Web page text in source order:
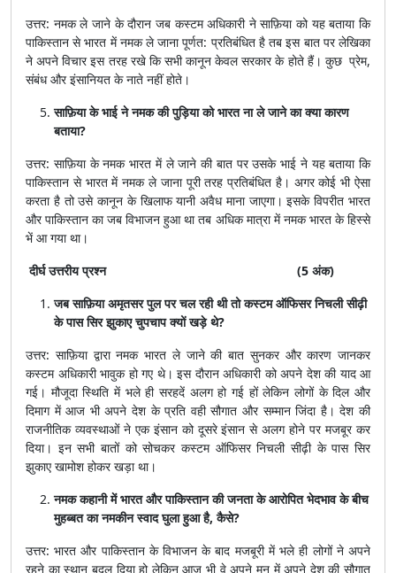
उत्तर: नमक ले जाने के दौरान जब कस्टम अधिकारी ने साफ़िया को यह बताया कि
पाकिस्तान से भारत में नमक ले जाना पूर्णत: प्रतिबंधित है तब इस बात पर लेखिका
ने अपने विचार इस तरह रखे कि सभी कानून केवल सरकार के होते हैं। कुछ प्रेम,
संबंध और इंसानियत के नाते नहीं होते।
साफ़िया के भाई ने नमक की पुड़िया को भारत ना ले जाने का क्या कारण
बताया?
उत्तर: साफ़िया के नमक भारत में ले जाने की बात पर उसके भाई ने यह बताया कि
पाकिस्तान से भारत में नमक ले जाना पूरी तरह प्रतिबंधित है। अगर कोई भी ऐसा
करता है तो उसे कानून के खिलाफ यानी अवैध माना जाएगा। इसके विपरीत भारत
और पाकिस्तान का जब विभाजन हुआ था तब अधिक मात्रा में नमक भारत के हिस्से
भें आ गया था।
दीर्घ उत्तरीय प्रश्न (5 अंक)
जब साफ़िया अमृतसर पुल पर चल रही थी तो कस्टम ऑफिसर निचली सीढ़ी
के पास सिर झुकाए चुपचाप क्यों खड़े थे?
उत्तर: साफ़िया द्वारा नमक भारत ले जाने की बात सुनकर और कारण जानकर
कस्टम अधिकारी भावुक हो गए थे। इस दौरान अधिकारी को अपने देश की याद आ
गई। मौजूदा स्थिति में भले ही सरहदें अलग हो गई हों लेकिन लोगों के दिल और
दिमाग में आज भी अपने देश के प्रति वही सौगात और सम्मान जिंदा है। देश की
राजनीतिक व्यवस्थाओं ने एक इंसान को दूसरे इंसान से अलग होने पर मजबूर कर
दिया। इन सभी बातों को सोचकर कस्टम ऑफिसर निचली सीढ़ी के पास सिर
झुकाए खामोश होकर खड़ा था।
नमक कहानी में भारत और पाकिस्तान की जनता के आरोपित भेदभाव के बीच
मुहब्बत का नमकीन स्वाद घुला हुआ है, कैसे?
उत्तर: भारत और पाकिस्तान के विभाजन के बाद मजबूरी में भले ही लोगों ने अपने
रहने का स्थान बदल दिया हो लेकिन आज भी वे अपने मन में अपने देश की सौगात